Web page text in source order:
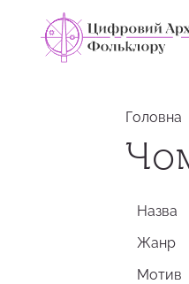
Головна
Назва
Жанр
Мотив